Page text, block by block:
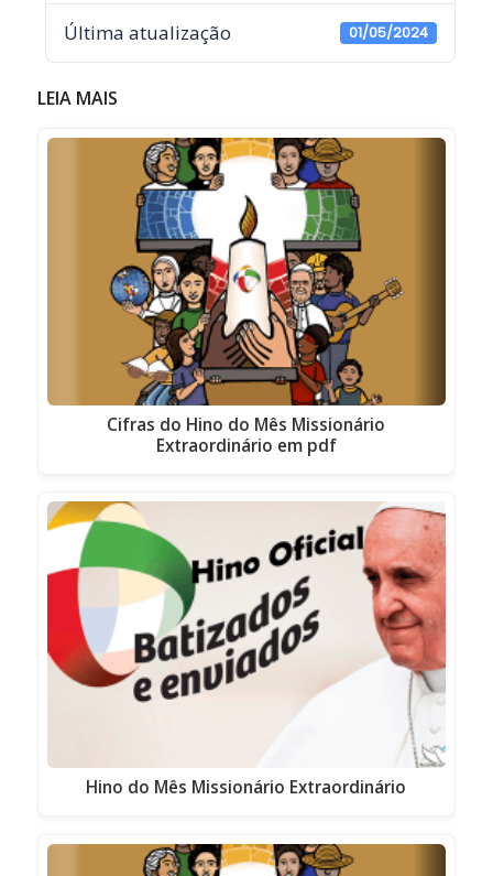
Última atualização 01/05/2024
LEIA MAIS
Cifras do Hino do Mês Missionário
Extraordinário em pdf
Hino do Mês Missionário Extraordinário